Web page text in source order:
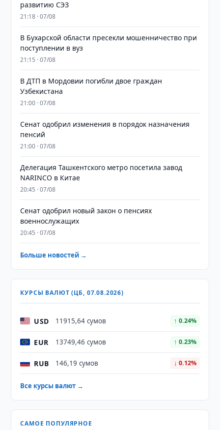
развитию СЭЗ
21:18 · 07/08
В Бухарской области пресекли мошенничество при
поступлении в вуз
21:15 · 07/08
В ДТП в Мордовии погибли двое граждан
Узбекистана
21:00 · 07/08
Сенат одобрил изменения в порядок назначения
пенсий
21:00 · 07/08
Делегация Ташкентского метро посетила завод
NARINCO в Китае
20:45 · 07/08
Сенат одобрил новый закон о пенсиях
военнослужащих
20:45 · 07/08
Больше новостей →
КУРСЫ ВАЛЮТ (ЦБ, 07.08.2026)
USD 11915,64 сумов ↑ 0.24%
EUR 13749,46 сумов ↑ 0.23%
RUB 146,19 сумов ↓ 0.12%
Все курсы валют →
САМОЕ ПОПУЛЯРНОЕ